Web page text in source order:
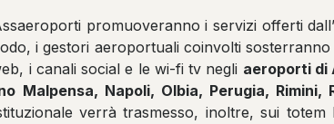
promuoveranno i servizi offerti
i gestori aeroportuali coinvolti sosterranno
i canali social e le wi-fi tv negli aeroporti di
Napoli, Olbia, Perugia, Rimini,
verrà trasmesso, inoltre, sui totem